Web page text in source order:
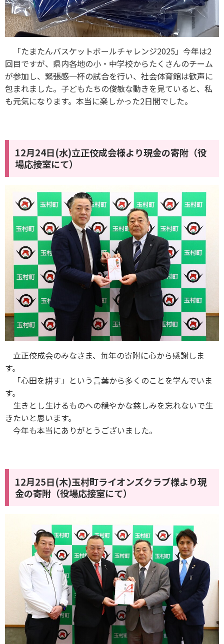
「たまたんバスケットボールチャレンジ2025」今年は2
回目ですが、県内各地の小・中学校からたくさんのチーム
が参加し、緊張感一杯の試合を行い、社会体育館は歓声に
包まれました。子どもたちの俊敏な動きを見ていると、私
も元気になります。本当に楽しかった2日間でした。
12月24日(水)立正佼成会様より現金の寄附（役
場応接室にて）
立正佼成会のみなさま、毎年の寄附に心から感謝しま
す。
「心田を耕す」という言葉から多くのことを学んでいま
す。
生きとし生けるものへの穏やかな慈しみを忘れないで生
きたいと思います。
今年も本当にありがとうございました。
12月25日(木)玉村町ライオンズクラブ様より現
金の寄附（役場応接室にて）